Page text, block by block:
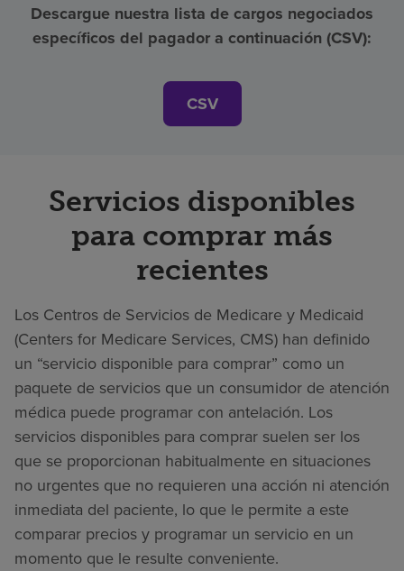
Descargue nuestra lista de cargos negociados
específicos del pagador a continuación (CSV):
CSV
Servicios disponibles
para comprar más
recientes
Los Centros de Servicios de Medicare y Medicaid
(Centers for Medicare Services, CMS) han definido
un “servicio disponible para comprar” como un
paquete de servicios que un consumidor de atención
médica puede programar con antelación. Los
servicios disponibles para comprar suelen ser los
que se proporcionan habitualmente en situaciones
no urgentes que no requieren una acción ni atención
inmediata del paciente, lo que le permite a este
comparar precios y programar un servicio en un
momento que le resulte conveniente.